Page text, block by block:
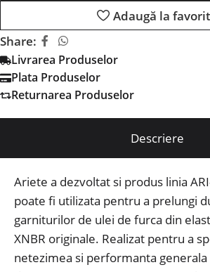
Adaugă la
Share:
Livrarea Produselor
Plata Produselor
Returnarea Produselor
Descriere
Ariete a dezvoltat si produs linia
poate fi utilizata pentru a prelungi
garniturilor de ulei de furca din
XNBR originale. Realizat pentru a
netezimea si performanta